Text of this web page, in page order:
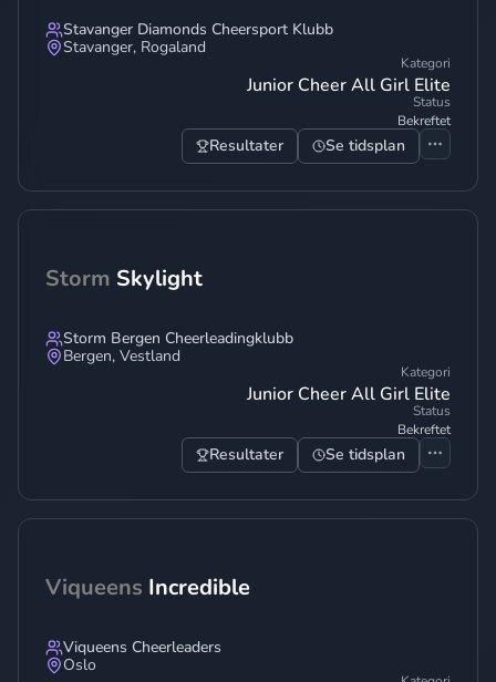
Stavanger Diamonds Cheersport Klubb
Stavanger, Rogaland
Kategori
Junior Cheer All Girl Elite
Status
Bekreftet
Resultater Se tidsplan
Storm Skylight
Storm Bergen Cheerleadingklubb
Bergen, Vestland
Kategori
Junior Cheer All Girl Elite
Status
Bekreftet
Resultater Se tidsplan
Viqueens Incredible
Viqueens Cheerleaders
Oslo